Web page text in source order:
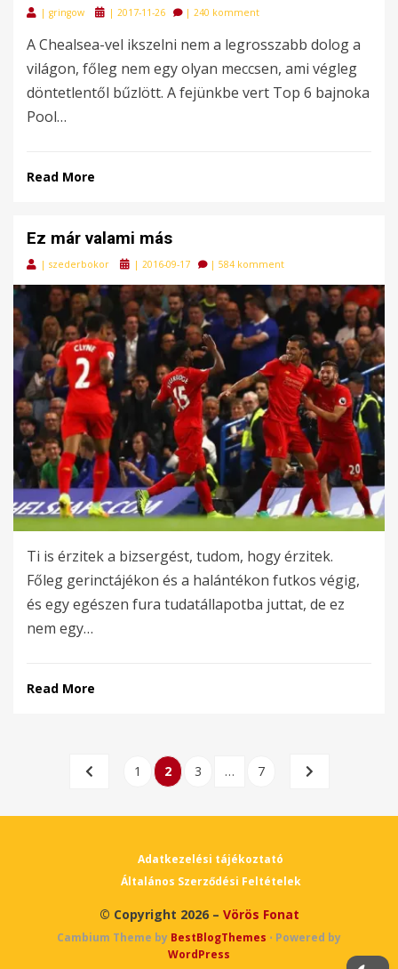
| gringow
Posted
| 2017-11-26 | 240 komment
A Chealsea-vel ikszelni nem a legrosszabb dolog a
világon, főleg nem egy olyan meccsen, ami végleg
döntetlentől bűzlött. A fejünkbe vert Top 6 bajnoka
Pool…
Read More
Ez már valami más
| szederbokor
Posted
| 2016-09-17 | 584 komment
Ti is érzitek a bizsergést, tudom, hogy érzitek.
Főleg gerinctájékon és a halántékon futkos végig,
és egy egészen fura tudatállapotba juttat, de ez
nem egy…
Read More
lapozásaPREVIOUSPAGE
1 PAGE
2 PAGE
3 … PAGE
7
NEXT
Adatkezelési tájékoztató
Általános Szerződési Feltételek
© Copyright 2026 – Vörös Fonat
Cambium Theme by BestBlogThemes ⋅ Powered by
WordPress